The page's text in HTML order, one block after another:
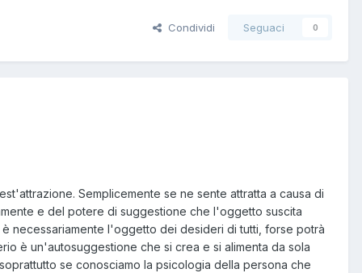
Condividi Seguaci 0
Semplicemente se ne sente attratta a causa di
e del potere di suggestione che l'oggetto suscita
necessariamente l'oggetto dei desideri di tutti, forse potrà
è un'autosuggestione che si crea e si alimenta da sola
se conosciamo la psicologia della persona che